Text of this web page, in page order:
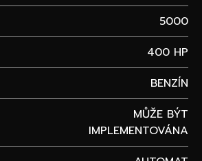
5000
400 HP
BENZÍN
MŮŽE BÝT
IMPLEMENTOVÁNA